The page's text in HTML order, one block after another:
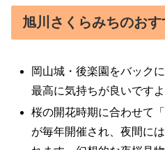
旭川さくらみちのおす
岡山城・後楽園をバック
最高に気持ちが良いですよ
桜の開花時期に合わせて
が毎年開催され、夜間に